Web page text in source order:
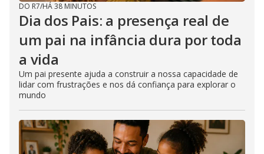
DO R7/HÁ 38 MINUTOS
Dia dos Pais: a presença real de
um pai na infância dura por toda
a vida
Um pai presente ajuda a construir a nossa capacidade de
lidar com frustrações e nos dá confiança para explorar o
mundo